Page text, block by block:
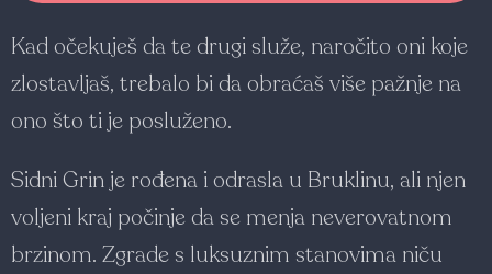
Kad očekuješ da te drugi služe, naročito oni koje
zlostavljaš, trebalo bi da obraćaš više pažnje na
ono što ti je posluženo.
Sidni Grin je rođena i odrasla u Bruklinu, ali njen
voljeni kraj počinje da se menja neverovatnom
brzinom. Zgrade s luksuznim stanovima niču